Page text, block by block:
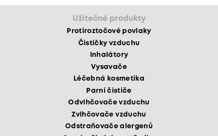
Užitečné produkty
Protiroztočové povlaky
Čističky vzduchu
Inhalátory
Vysavače
Léčebná kosmetika
Parní čističe
Odvlhčovače vzduchu
Zvlhčovače vzduchu
Odstraňovače alergenů